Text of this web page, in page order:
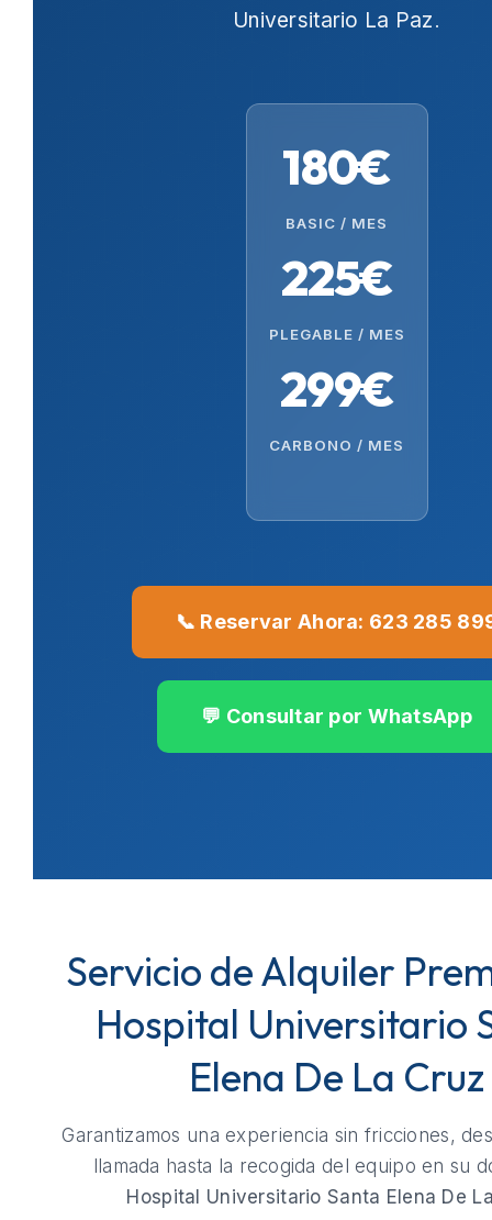
Universitario La Paz.
180€
BASIC / MES
225€
PLEGABLE / MES
299€
CARBONO / MES
📞 Reservar Ahora: 623 285
💬 Consultar por WhatsApp
Servicio de Alquiler
Hospital Universitario
Elena De La Cruz
Garantizamos una experiencia sin fricciones,
llamada hasta la recogida del equipo en su
Hospital Universitario Santa Elena De